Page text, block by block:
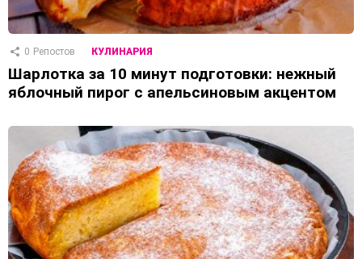
0 Репостов КУЛИНАРИЯ
Шарлотка за 10 минут подготовки: нежный
яблочный пирог с апельсиновым акцентом